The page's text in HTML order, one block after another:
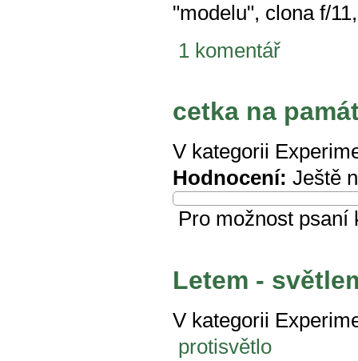
"modelu", clona f/
1 komentář
cetka na
V kategorii
Hodnocení: Ještě
Pro možnost
Letem -
V kategorii
protisvětlo